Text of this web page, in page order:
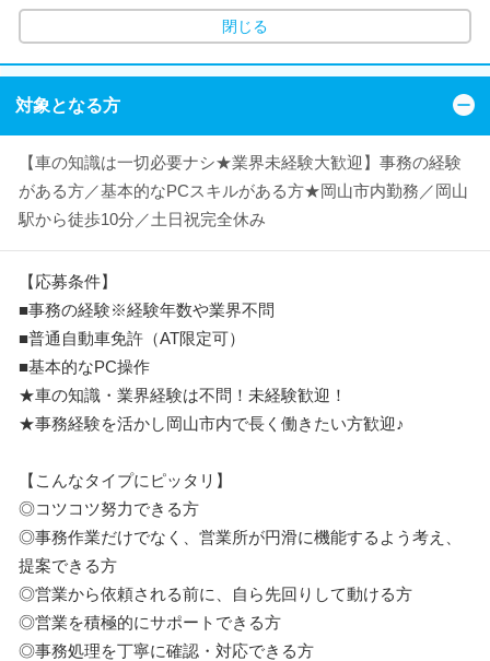
閉じる
対象となる方
【車の知識は一切必要ナシ★業界未経験大歓迎】事務の経験
がある方／基本的なPCスキルがある方★岡山市内勤務／岡山
駅から徒歩10分／土日祝完全休み
【応募条件】
■事務の経験※経験年数や業界不問
■普通自動車免許（AT限定可）
■基本的なPC操作
★車の知識・業界経験は不問！未経験歓迎！
★事務経験を活かし岡山市内で長く働きたい方歓迎♪
【こんなタイプにピッタリ】
◎コツコツ努力できる方
◎事務作業だけでなく、営業所が円滑に機能するよう考え、
提案できる方
◎営業から依頼される前に、自ら先回りして動ける方
◎営業を積極的にサポートできる方
◎事務処理を丁寧に確認・対応できる方